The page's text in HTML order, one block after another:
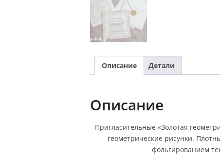
Описание Детали
Описание
Пригласительные «Золотая
геометрические рисунки.
фольгированием